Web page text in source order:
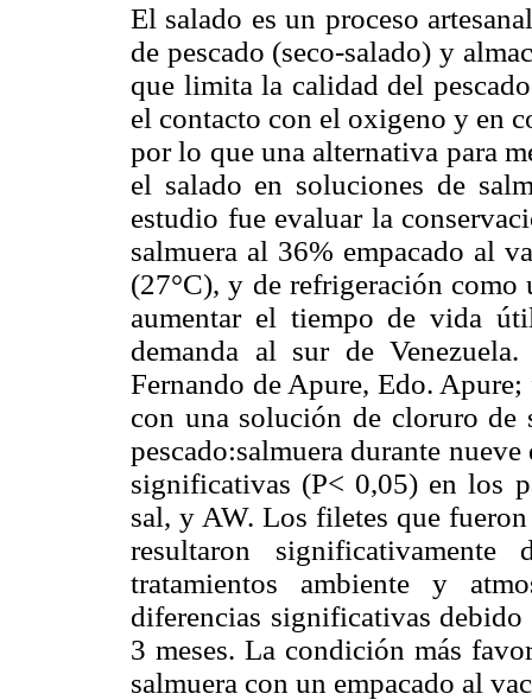
El salado es un proceso
de pescado (seco-salado) y
que limita la calidad del
el contacto con el oxigeno y en
por lo que una alternativa para
el salado en soluciones de
estudio fue evaluar la
salmuera al 36% empacado al
(27°C), y de refrigeración como
aumentar el tiempo de vida
demanda al sur de
Fernando de Apure, Edo.
con una solución de cloruro
pescado:salmuera durante
significativas (P< 0,05) en los
sal, y AW. Los filetes que
resultaron
tratamientos ambiente y
diferencias significativas debido
3 meses. La condición más
salmuera con un empacado al